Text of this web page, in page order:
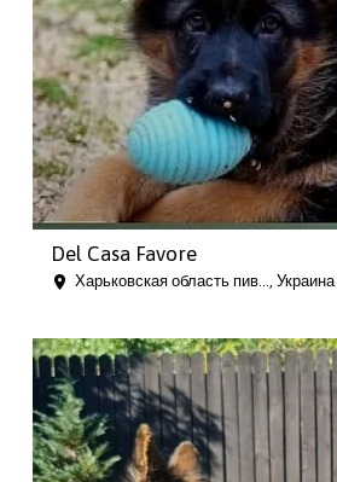
Del Casa Favore
Харьковская область пив..., Украина